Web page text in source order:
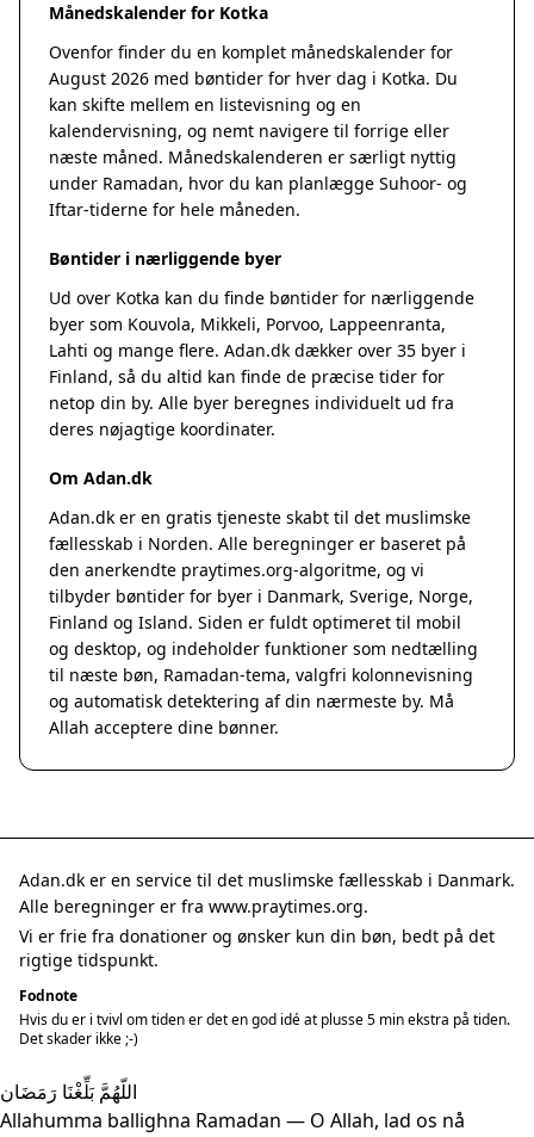
Månedskalender for Kotka
Ovenfor finder du en komplet månedskalender for
August 2026 med bøntider for hver dag i Kotka. Du
kan skifte mellem en listevisning og en
kalendervisning, og nemt navigere til forrige eller
næste måned. Månedskalenderen er særligt nyttig
under Ramadan, hvor du kan planlægge Suhoor- og
Iftar-tiderne for hele måneden.
Bøntider i nærliggende byer
Ud over Kotka kan du finde bøntider for nærliggende
byer som Kouvola, Mikkeli, Porvoo, Lappeenranta,
Lahti og mange flere. Adan.dk dækker over 35 byer i
Finland, så du altid kan finde de præcise tider for
netop din by. Alle byer beregnes individuelt ud fra
deres nøjagtige koordinater.
Om Adan.dk
Adan.dk er en gratis tjeneste skabt til det muslimske
fællesskab i Norden. Alle beregninger er baseret på
den anerkendte praytimes.org-algoritme, og vi
tilbyder bøntider for byer i Danmark, Sverige, Norge,
Finland og Island. Siden er fuldt optimeret til mobil
og desktop, og indeholder funktioner som nedtælling
til næste bøn, Ramadan-tema, valgfri kolonnevisning
og automatisk detektering af din nærmeste by. Må
Allah acceptere dine bønner.
Adan.dk er en service til det muslimske fællesskab i Danmark.
Alle beregninger er fra www.praytimes.org.
Vi er frie fra donationer og ønsker kun din bøn, bedt på det
rigtige tidspunkt.
Fodnote
Hvis du er i tvivl om tiden er det en god idé at plusse 5 min ekstra på tiden.
Det skader ikke ;-)
اللّهُمَّ بَلِّغْنَا رَمَضَان
Allahumma ballighna Ramadan — O Allah, lad os nå